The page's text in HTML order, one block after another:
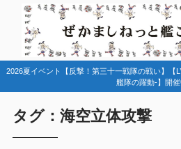
2026夏イベント【反撃！第三十一戦隊の戦い】【
艦隊の躍動-】開催
タグ：海空立体攻撃